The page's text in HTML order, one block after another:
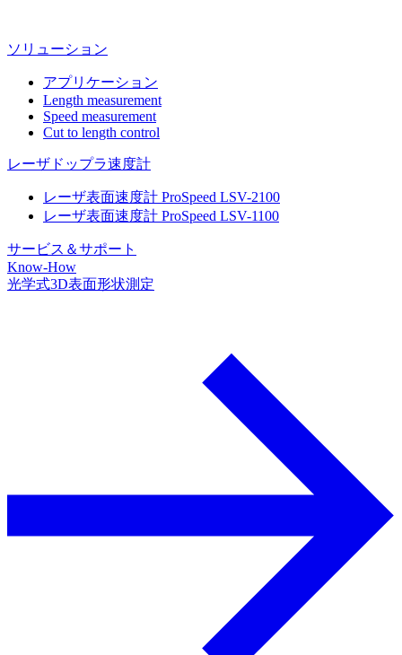
ソリューション
アプリケーション
Length measurement
Speed measurement
Cut to length control
レーザドップラ速度計
レーザ表面速度計 ProSpeed LSV-2100
レーザ表面速度計 ProSpeed LSV-1100
サービス＆サポート
Know-How
光学式3D表面形状測定